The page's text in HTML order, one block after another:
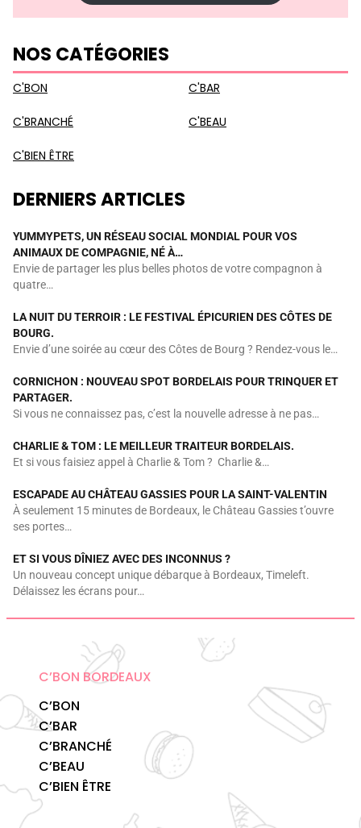
NOS CATÉGORIES
C'BON C'BAR
C'BRANCHÉ C'BEAU
C'BIEN ÊTRE
DERNIERS ARTICLES
YUMMYPETS, UN RÉSEAU SOCIAL MONDIAL POUR VOS
ANIMAUX DE COMPAGNIE, NÉ À…
Envie de partager les plus belles photos de votre compagnon à
quatre…
LA NUIT DU TERROIR : LE FESTIVAL ÉPICURIEN DES CÔTES DE
BOURG.
Envie d’une soirée au cœur des Côtes de Bourg ? Rendez-vous le…
CORNICHON : NOUVEAU SPOT BORDELAIS POUR TRINQUER ET
PARTAGER.
Si vous ne connaissez pas, c’est la nouvelle adresse à ne pas…
CHARLIE & TOM : LE MEILLEUR TRAITEUR BORDELAIS.
Et si vous faisiez appel à Charlie & Tom ? Charlie &…
ESCAPADE AU CHÂTEAU GASSIES POUR LA SAINT-VALENTIN
À seulement 15 minutes de Bordeaux, le Château Gassies t’ouvre
ses portes…
ET SI VOUS DÎNIEZ AVEC DES INCONNUS ?
Un nouveau concept unique débarque à Bordeaux, Timeleft.
Délaissez les écrans pour…
C’BON BORDEAUX
C’BON
C’BAR
C’BRANCHÉ
C’BEAU
C’BIEN ÊTRE